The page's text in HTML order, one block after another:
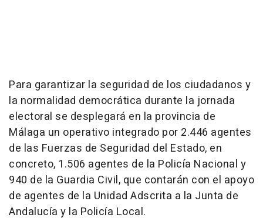
Para garantizar la seguridad de los ciudadanos y
la normalidad democrática durante la jornada
electoral se desplegará en la provincia de
Málaga un operativo integrado por 2.446 agentes
de las Fuerzas de Seguridad del Estado, en
concreto, 1.506 agentes de la Policía Nacional y
940 de la Guardia Civil, que contarán con el apoyo
de agentes de la Unidad Adscrita a la Junta de
Andalucía y la Policía Local.